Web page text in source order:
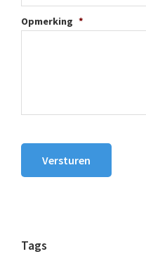
Opmerking *
Versturen
Tags